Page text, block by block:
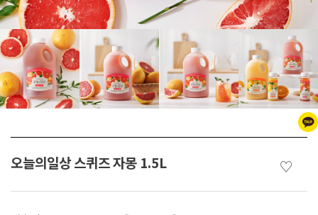
오늘의일상 스퀴즈 자몽 1.5L ♡